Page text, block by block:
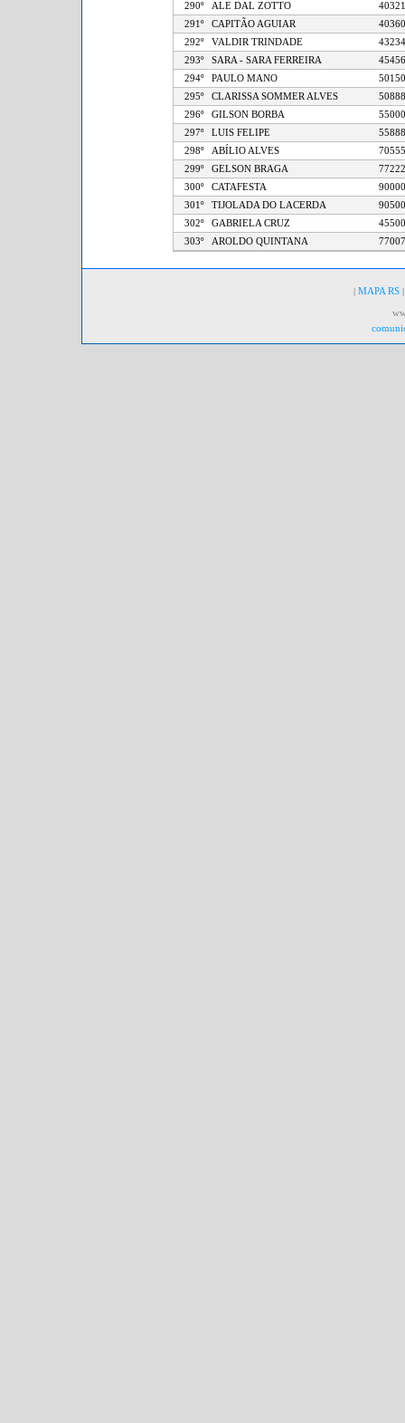
290º
ALE DAL ZOTTO
291º
CAPITÃO AGUIAR
292º
VALDIR TRINDADE
293º
SARA - SARA FERREIRA
294º
PAULO MANO
295º
CLARISSA SOMMER ALVES
296º
GILSON BORBA
297º
LUIS FELIPE
298º
ABÍLIO ALVES
299º
GELSON BRAGA
300º
CATAFESTA
301º
TIJOLADA DO LACERDA
302º
GABRIELA CRUZ
303º
AROLDO QUINTANA
| MAPA RS |